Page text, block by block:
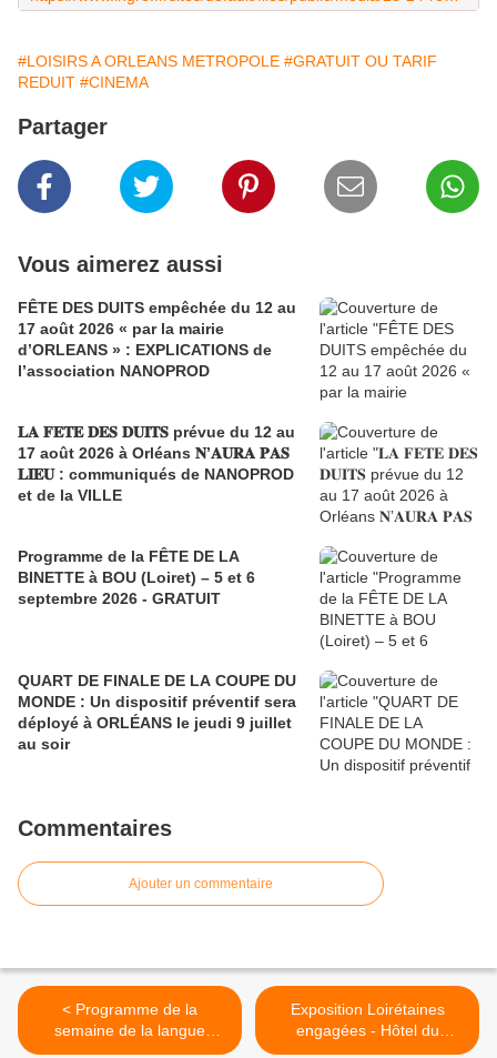
#LOISIRS A ORLEANS METROPOLE #GRATUIT OU TARIF
REDUIT #CINEMA
Partager
Vous aimerez aussi
FÊTE DES DUITS empêchée du 12 au
17 août 2026 « par la mairie
d’ORLEANS » : EXPLICATIONS de
l’association NANOPROD
𝐋𝐀 𝐅𝐄𝐓𝐄 𝐃𝐄𝐒 𝐃𝐔𝐈𝐓𝐒 prévue du 12 au
17 août 2026 à Orléans 𝐍’𝐀𝐔𝐑𝐀 𝐏𝐀𝐒
𝐋𝐈𝐄𝐔 : communiqués de NANOPROD
et de la VILLE
Programme de la FÊTE DE LA
BINETTE à BOU (Loiret) – 5 et 6
septembre 2026 - GRATUIT
QUART DE FINALE DE LA COUPE DU
MONDE : Un dispositif préventif sera
déployé à ORLÉANS le jeudi 9 juillet
au soir
Commentaires
Ajouter un commentaire
< Programme de la
semaine de la langue
française et de la
Exposition Loirétaines
engagées - Hôtel du
Département du Loiret - 8